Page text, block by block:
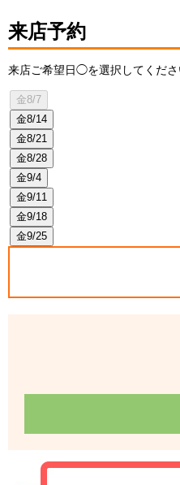
来店予約
来店ご希望日◯を選択してくださ
金8/7
金8/14
金8/21
金8/28
金9/4
金9/11
金9/18
金9/25